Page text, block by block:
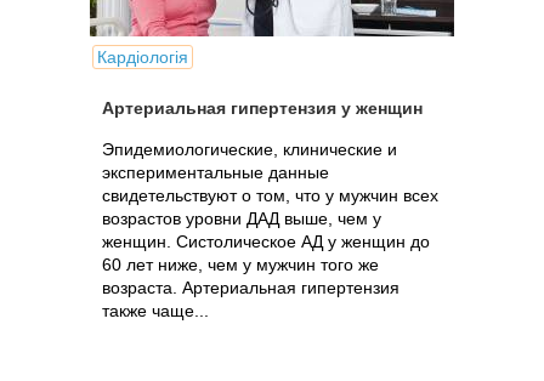
Кардіологія
Артериальная гипертензия у женщин
Эпидемиологические, клинические и
экспериментальные данные
свидетельствуют о том, что у мужчин всех
возрастов уровни ДАД выше, чем у
женщин. Систолическое АД у женщин до
60 лет ниже, чем у мужчин того же
возраста. Артериальная гипертензия
также чаще...